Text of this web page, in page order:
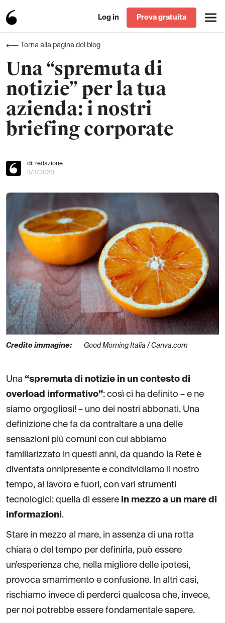
Log in Prova gratuita
Torna alla pagina del blog
Una “spremuta di
notizie” per la tua
azienda: i nostri
briefing corporate
di: redazione
3/3/2020
Credito immagine: Good Morning Italia / Canva.com
Una “spremuta di notizie in un contesto di
overload informativo”: così ci ha definito – e ne
siamo orgogliosi! – uno dei nostri abbonati. Una
definizione che fa da contraltare a una delle
sensazioni più comuni con cui abbiamo
familiarizzato in questi anni, da quando la Rete è
diventata onnipresente e condividiamo il nostro
tempo, al lavoro e fuori, con vari strumenti
tecnologici: quella di essere in mezzo a un mare di
informazioni.
Stare in mezzo al mare, in assenza di una rotta
chiara o del tempo per definirla, può essere
un’esperienza che, nella migliore delle ipotesi,
provoca smarrimento e confusione. In altri casi,
rischiamo invece di perderci qualcosa che, invece,
per noi potrebbe essere fondamentale sapere.